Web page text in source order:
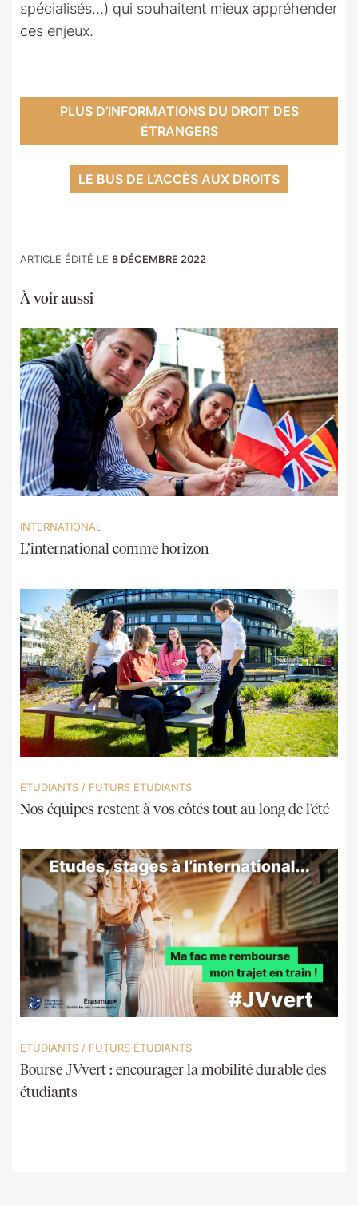
spécialisés…) qui souhaitent mieux appréhender
ces enjeux.
PLUS D’INFORMATIONS DU DROIT DES
ÉTRANGERS
LE BUS DE L’ACCÈS AUX DROITS
ARTICLE ÉDITÉ LE 8 DÉCEMBRE 2022
À voir aussi
INTERNATIONAL
L’international comme horizon
ETUDIANTS / FUTURS ÉTUDIANTS
Nos équipes restent à vos côtés tout au long de l’été
ETUDIANTS / FUTURS ÉTUDIANTS
Bourse JVvert : encourager la mobilité durable des
étudiants